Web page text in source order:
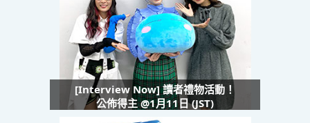
[Interview Now] 讀者禮物活動！
公佈得主 @1月11日 (JST)